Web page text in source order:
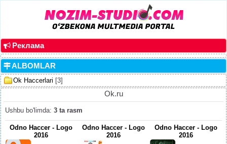
Реклама
ALBOMLAR
Ok Haccerlari [3]
Ok.ru
Ushbu bo'limda: 3 ta rasm
Odno Haccer - Logo
2016
Odno Haccer - Logo
2016
Odno Haccer - Logo
2016